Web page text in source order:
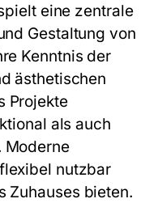
eine zentrale
Gestaltung von
Kenntnis der
ästhetischen
Projekte
als auch
Moderne
nutzbar
Zuhauses bieten.